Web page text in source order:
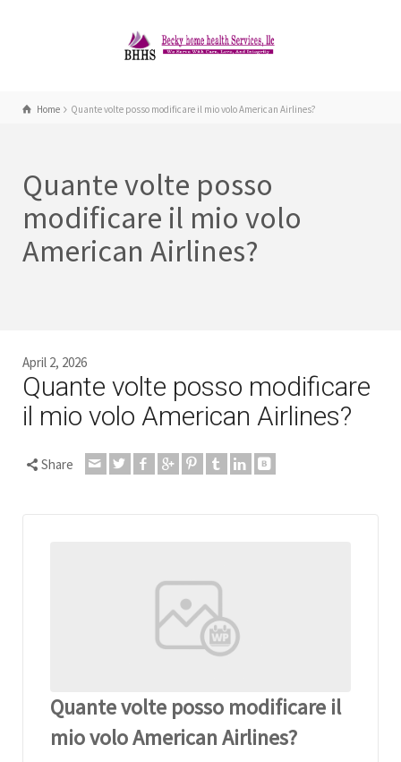
Home Quante volte posso modificare il mio volo American Airlines?
Quante volte posso
modificare il mio volo
American Airlines?
April 2, 2026
Quante volte posso modificare
il mio volo American Airlines?
Share
Quante volte posso modificare il
mio volo American Airlines?